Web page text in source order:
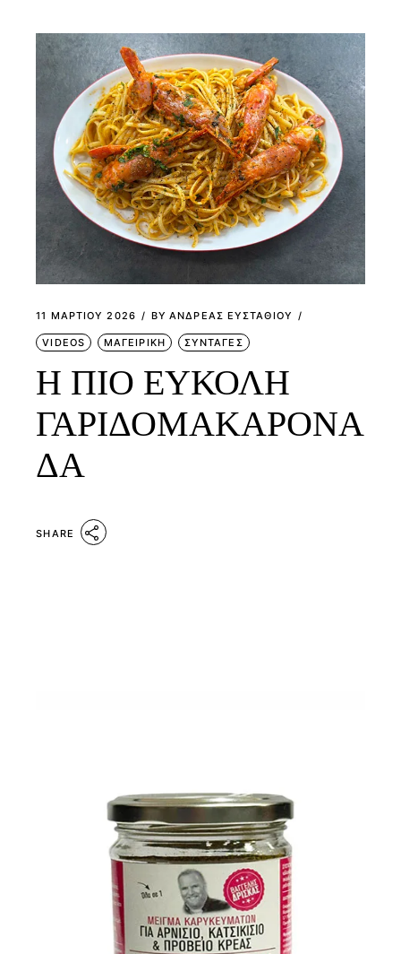
11 ΜΑΡΤΊΟΥ 2026 BY ΑΝΔΡΕΑΣ ΕΥΣΤΑΘΙΟΥ
VIDEOS ΜΑΓΕΙΡΙΚΗ ΣΥΝΤΑΓΕΣ
Η ΠΙΟ ΕΥΚΟΛΗ
ΓΑΡΙΔΟΜΑΚΑΡΟΝΑ
ΔΑ
SHARE